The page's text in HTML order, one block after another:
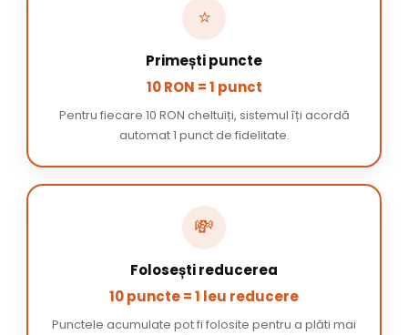
⭐
Primești puncte
10 RON = 1 punct
Pentru fiecare 10 RON cheltuiți, sistemul îți acordă
automat 1 punct de fidelitate.
💸
Folosești reducerea
10 puncte = 1 leu reducere
Punctele acumulate pot fi folosite pentru a plăti mai